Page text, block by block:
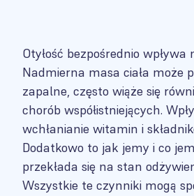
Otyłość bezpośrednio wpływa
Nadmierna masa ciała może
zapalne, często wiąże się
chorób współistniejących.
wchłanianie witamin i
Dodatkowo to jak jemy i co
przekłada się na stan
Wszystkie te czynniki mogą